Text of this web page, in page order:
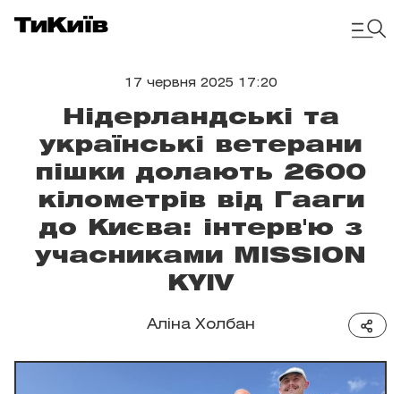
17 червня 2025 17:20
Нідерландські та
українські ветерани
пішки долають 2600
кілометрів від Гааги
до Києва: інтерв'ю з
учасниками MISSION
KYIV
Аліна Холбан